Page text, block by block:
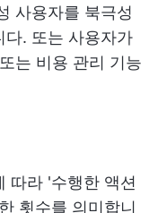
사용자를 북극성
다. 또는 사용자가
는 비용 관리 기능
따라 '수행한 액션
횟수를 의미합니